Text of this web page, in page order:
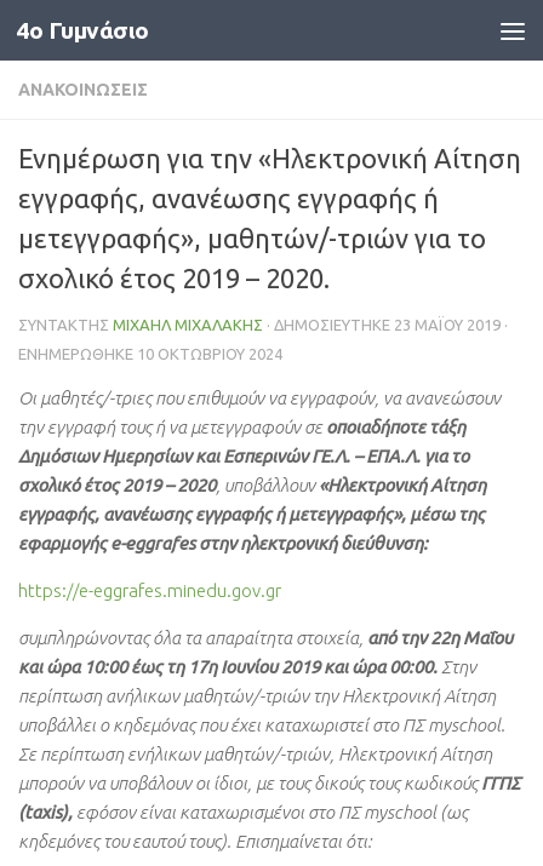
Skip to content
4o Γυμνάσιο
ΑΝΑΚΟΙΝΏΣΕΙΣ
Ενημέρωση για την «Ηλεκτρονική Αίτηση
εγγραφής, ανανέωσης εγγραφής ή
μετεγγραφής», μαθητών/-τριών για το
σχολικό έτος 2019 – 2020.
ΣΥΝΤΆΚΤΗΣ ΜΙΧΑΉΛ ΜΙΧΑΛΆΚΗΣ · ΔΗΜΟΣΙΕΎΤΗΚΕ 23 ΜΑΪ́ΟΥ 2019 ·
ΕΝΗΜΕΡΏΘΗΚΕ 10 ΟΚΤΩΒΡΊΟΥ 2024
Οι μαθητές/-τριες που επιθυμούν να εγγραφούν, να ανανεώσουν
την εγγραφή τους ή να μετεγγραφούν σεοποιαδήποτε τάξη
Δημόσιων Ημερησίων και Εσπερινών ΓΕ.Λ. – ΕΠΑ.Λ. για το
σχολικό έτος 2019 – 2020, υποβάλλουν«Ηλεκτρονική Αίτηση
εγγραφής, ανανέωσης εγγραφής ή μετεγγραφής», μέσω της
εφαρμογής e-eggrafes στην ηλεκτρονική διεύθυνση:
https://e-eggrafes.minedu.gov.gr
συμπληρώνοντας όλα τα απαραίτητα στοιχεία, από την 22η Μαΐου
και ώρα 10:00 έως τη 17η Ιουνίου 2019 και ώρα 00:00. Στην
περίπτωση ανήλικων μαθητών/-τριών την Ηλεκτρονική Αίτηση
υποβάλλει ο κηδεμόνας που έχει καταχωριστεί στο ΠΣ myschool.
Σε περίπτωση ενήλικων μαθητών/-τριών, Ηλεκτρονική Αίτηση
μπορούν να υποβάλουν οι ίδιοι, με τους δικούς τους κωδικούςΓΓΠΣ
(taxis), εφόσον είναι καταχωρισμένοι στο ΠΣ myschool (ως
κηδεμόνες του εαυτού τους). Επισημαίνεται ότι: